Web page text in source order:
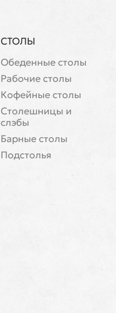
СТОЛЫ
Обеденные столы
Рабочие столы
Кофейные столы
Cтолешницы и
слэбы
Барные столы
Подстолья